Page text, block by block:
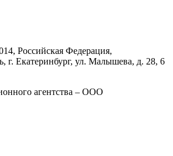
, Российская Федерация,
г. Екатеринбург, ул. Малышева, д. 28, 6
агентства – ООО